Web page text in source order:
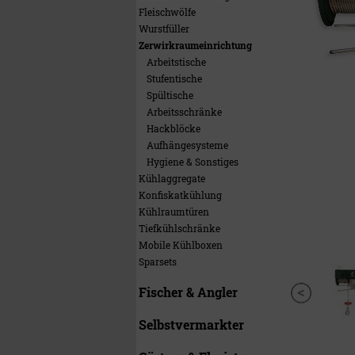
Fleischwölfe
Wurstfüller
Zerwirkraumeinrichtung
Arbeitstische
Stufentische
Spültische
Arbeitsschränke
Hackblöcke
Aufhängesysteme
Hygiene & Sonstiges
Kühlaggregate
Konfiskatkühlung
Kühlraumtüren
Tiefkühlschränke
Mobile Kühlboxen
Sparsets
Fischer & Angler
Selbstvermarkter